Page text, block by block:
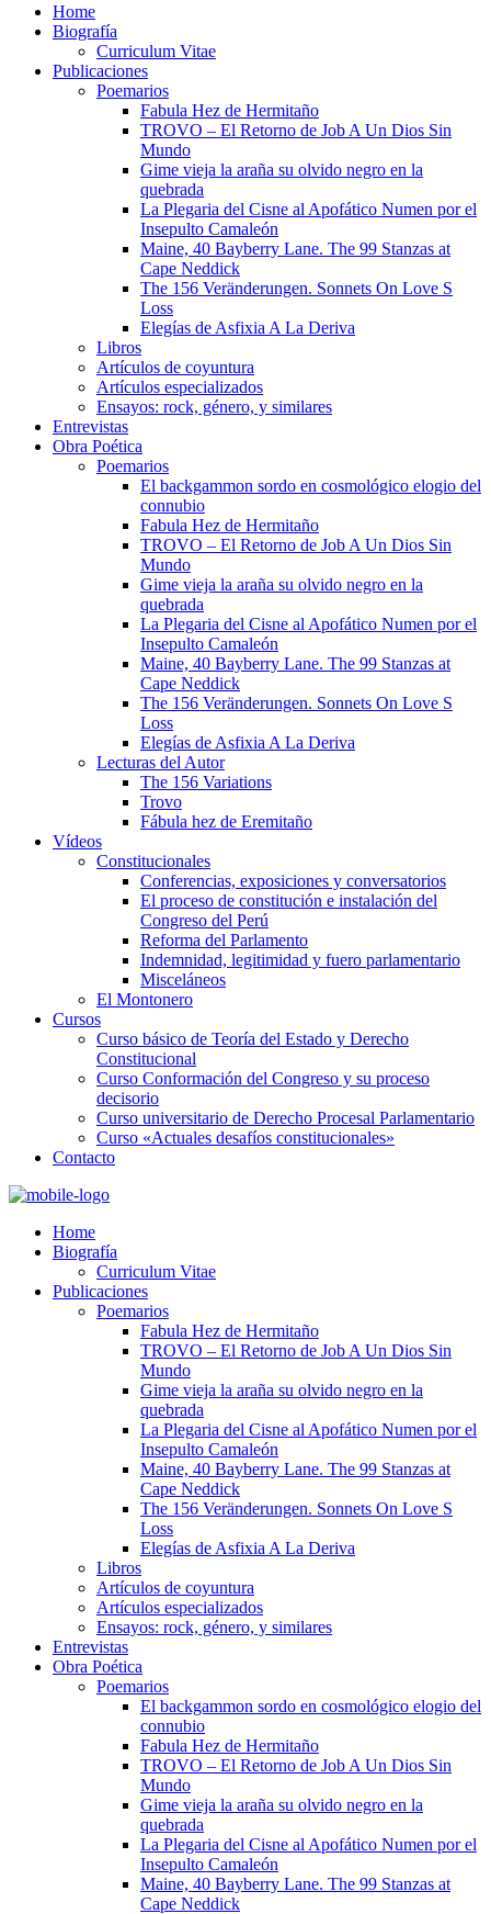
Home
Biografía
Curriculum Vitae​
Publicaciones
Poemarios
Fabula Hez de Hermitaño
TROVO – El Retorno de Job A Un Dios Sin
Mundo
Gime vieja la araña su olvido negro en la
quebrada
La Plegaria del Cisne al Apofático Numen por el
Insepulto Camaleón
Maine, 40 Bayberry Lane. The 99 Stanzas at
Cape Neddick
The 156 Veränderungen. Sonnets On Love S
Loss
Elegías de Asfixia A La Deriva
Libros
Artículos de coyuntura
Artículos especializados
Ensayos: rock, género, y similares
Entrevistas
Obra Poética
Poemarios
El backgammon sordo en cosmológico elogio del
connubio
Fabula Hez de Hermitaño
TROVO – El Retorno de Job A Un Dios Sin
Mundo
Gime vieja la araña su olvido negro en la
quebrada
La Plegaria del Cisne al Apofático Numen por el
Insepulto Camaleón
Maine, 40 Bayberry Lane. The 99 Stanzas at
Cape Neddick
The 156 Veränderungen. Sonnets On Love S
Loss
Elegías de Asfixia A La Deriva
Lecturas del Autor
The 156 Variations
Trovo
Fábula hez de Eremitaño
Vídeos
Constitucionales
Conferencias, exposiciones y conversatorios
El proceso de constitución e instalación del
Congreso del Perú
Reforma del Parlamento
Indemnidad, legitimidad y fuero parlamentario
Misceláneos
El Montonero
Cursos
Curso básico de Teoría del Estado y Derecho
Constitucional
Curso Conformación del Congreso y su proceso
decisorio
Curso universitario de Derecho Procesal Parlamentario
Curso «Actuales desafíos constitucionales»
Contacto
Home
Biografía
Curriculum Vitae​
Publicaciones
Poemarios
Fabula Hez de Hermitaño
TROVO – El Retorno de Job A Un Dios Sin
Mundo
Gime vieja la araña su olvido negro en la
quebrada
La Plegaria del Cisne al Apofático Numen por el
Insepulto Camaleón
Maine, 40 Bayberry Lane. The 99 Stanzas at
Cape Neddick
The 156 Veränderungen. Sonnets On Love S
Loss
Elegías de Asfixia A La Deriva
Libros
Artículos de coyuntura
Artículos especializados
Ensayos: rock, género, y similares
Entrevistas
Obra Poética
Poemarios
El backgammon sordo en cosmológico elogio del
connubio
Fabula Hez de Hermitaño
TROVO – El Retorno de Job A Un Dios Sin
Mundo
Gime vieja la araña su olvido negro en la
quebrada
La Plegaria del Cisne al Apofático Numen por el
Insepulto Camaleón
Maine, 40 Bayberry Lane. The 99 Stanzas at
Cape Neddick